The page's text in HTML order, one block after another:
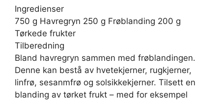
Ingredienser
750 g Havregryn 250 g Frøblanding 200 g
Tørkede frukter
Tilberedning
Bland havregryn sammen med frøblandingen.
Denne kan bestå av hvetekjerner, rugkjerner,
linfrø, sesanmfrø og solsikkekjerner. Tilsett en
blanding av tørket frukt – med for eksempel